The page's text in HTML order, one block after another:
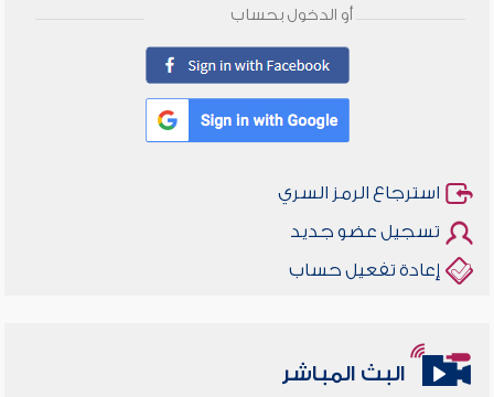
أو الدخول بحساب
استرجاع الرمز السري
تسجيل عضو جديد
إعادة تفعيل حساب
البث المباشر